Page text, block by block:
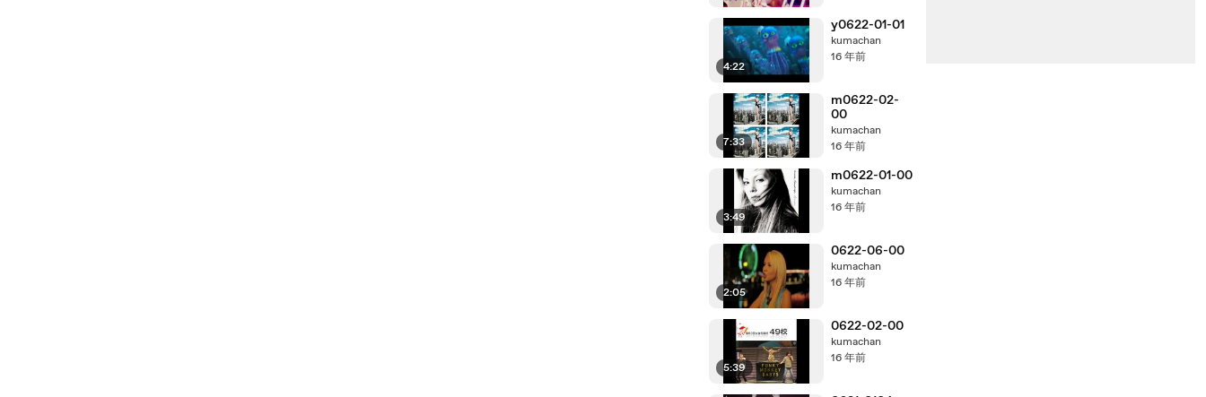
4:22
y0622-01-01
kumachan
16 年前
7:33
m0622-02-
00
kumachan
16 年前
3:49
m0622-01-00
kumachan
16 年前
2:05
0622-06-00
kumachan
16 年前
5:39
0622-02-00
kumachan
16 年前